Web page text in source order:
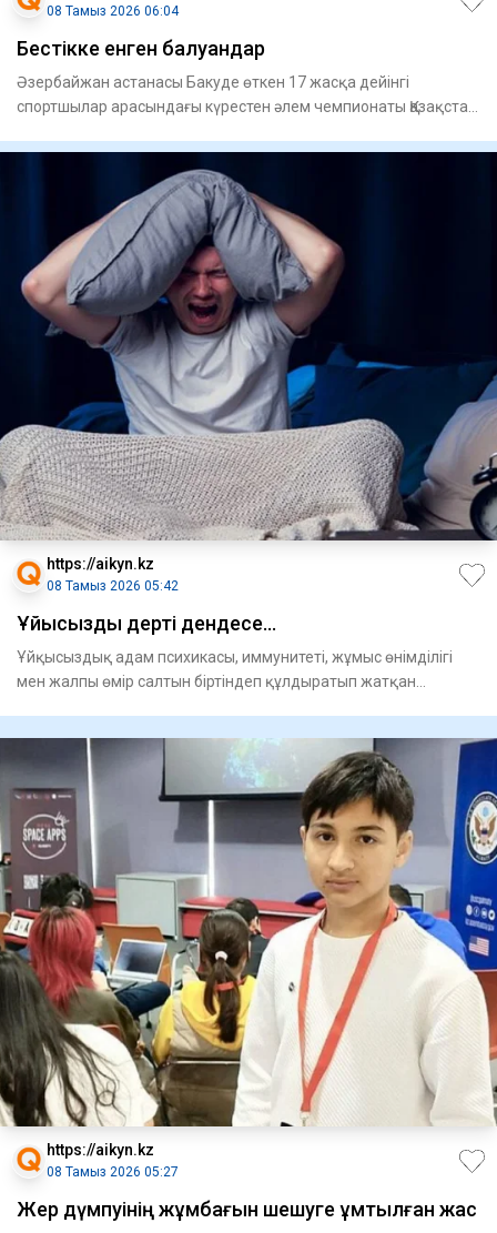
08 Тамыз 2026 06:04
Бестікке енген балуандар
Әзербайжан астанасы Бакуде өткен 17 жасқа дейінгі
спортшылар арасындағы күрестен әлем чемпионаты Қазақстан
https://aikyn.kz
08 Тамыз 2026 05:42
Ұйқысыздық дерті дендесе...
Ұйқысыздық адам психикасы, иммунитеті, жұмыс өнімділігі
мен жалпы өмір салтын біртіндеп құлдыратып жатқан
https://aikyn.kz
08 Тамыз 2026 05:27
Жер дүмпуінің жұмбағын шешуге ұмтылған жас